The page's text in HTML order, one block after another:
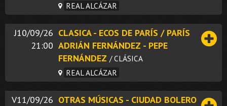
REAL ALCÁZAR
J10/09/26
21:00
CLASICA - ECOS DE PARÍS / PARÍS
ADRIÁN FERNÁNDEZ - PEPE
FERNÁNDEZ / CLÁSICA
REAL ALCÁZAR
V11/09/26 OTRAS MÚSICAS - CIUDAD BOLERO